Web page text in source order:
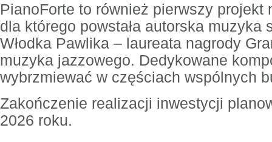
PianoForte to również pierwszy projekt
dla którego powstała autorska muzyka
Włodka Pawlika – laureata nagrody
muzyka jazzowego. Dedykowane
wybrzmiewać w częściach wspólnych
Zakończenie realizacji inwestycji
2026 roku.